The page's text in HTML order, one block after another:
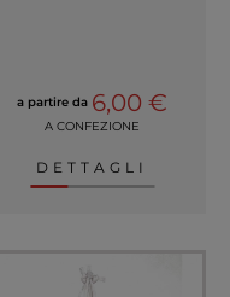
a partire da 6,00 €
A CONFEZIONE
DETTAGLI